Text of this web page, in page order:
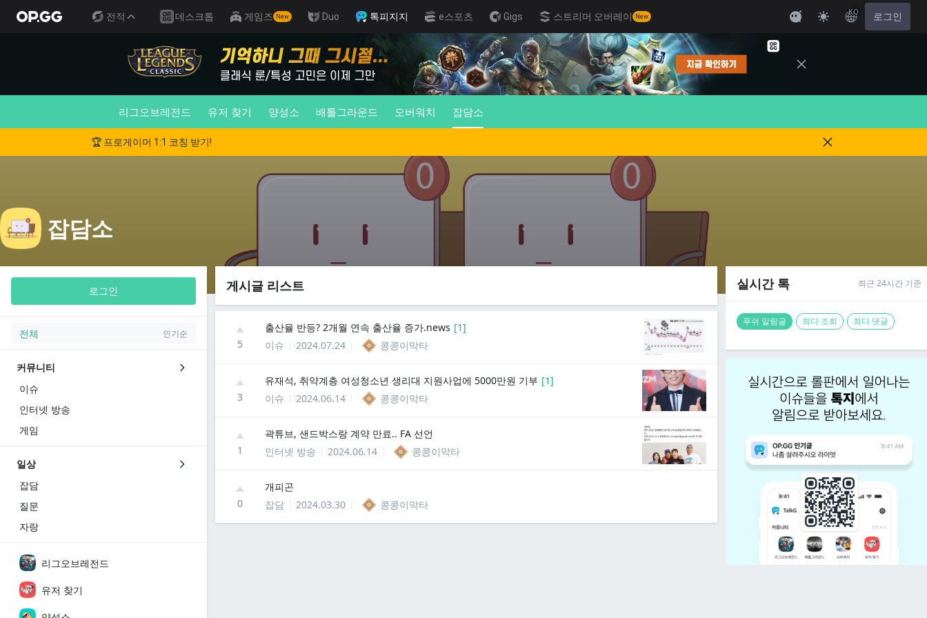
전적 데스크톱 게임즈 New Duo 톡피지지 e스포츠 Gigs 스트리머 오버레이 New
KO 로그인
리그오브레전드 유저 찾기 양성소 배틀그라운드 오버워치 잡담소
🏆 프로게이머 1:1 코칭 받기!
잡담소
로그인
전체 인기순
커뮤니티
이슈
인터넷 방송
게임
일상
잡담
질문
자랑
리그오브레전드
유저 찾기
게시글 리스트
5
출산율 반등? 2개월 연속 출산율 증가.news [1]
이슈
2024.07.24 콩콩이막타
3
유재석, 취약계층 여성청소년 생리대 지원사업에 5000만원 기부 [1]
이슈
2024.06.14 콩콩이막타
1
곽튜브, 샌드박스랑 계약 만료.. FA 선언
인터넷 방송
2024.06.14 콩콩이막타
0
개피곤
잡담
2024.03.30 콩콩이막타
실시간 톡 최근 24시간 기준
푸쉬 알림글 최다 조회 최다 댓글